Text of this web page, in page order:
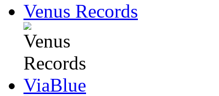
Venus Records
ViaBlue